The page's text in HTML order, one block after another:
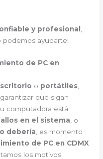
y profesional
podemos ayudarte!
de PC en
o portátiles
que sigan
computadora está
en el sistema , o
debería , es momento
de PC en CDMX
los motivos